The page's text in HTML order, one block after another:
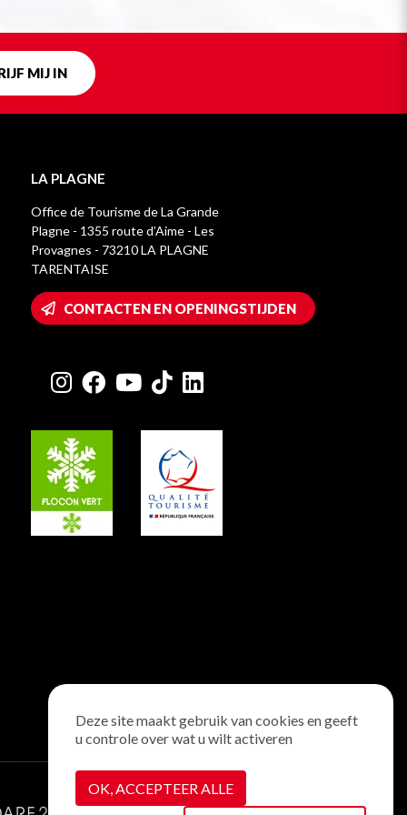
MIJ IN
LA PLAGNE
Office de Tourisme de La Grande
Plagne - 1355 route d’Aime - Les
Provagnes - 73210 LA PLAGNE
TARENTAISE
CONTACTEN EN OPENINGSTIJDEN
Deze site maakt gebruik van cookies en geeft
u controle over wat u wilt activeren
OK, ACCEPTEER ALLE